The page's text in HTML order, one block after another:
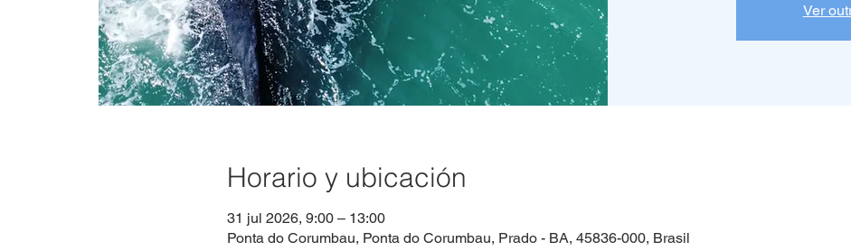
Ver
Horario y ubicación
31 jul 2026, 9:00 – 13:00
Ponta do Corumbau, Ponta do Corumbau, Prado - BA, 45836-000, Brasil